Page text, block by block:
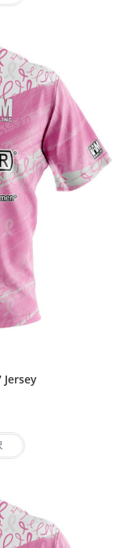
Jersey